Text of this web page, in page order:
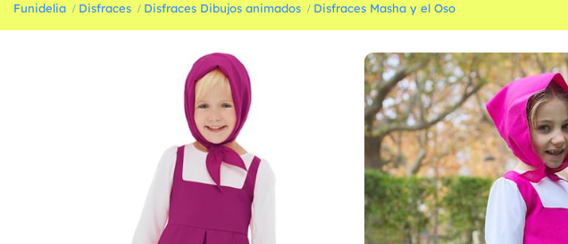
Funidelia Disfraces Disfraces Dibujos animados Disfraces Masha y el Oso